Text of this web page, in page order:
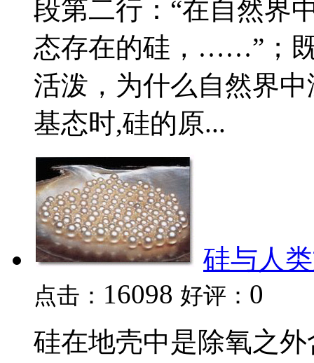
段第二行：“在自然界
态存在的硅，……”；
活泼，为什么自然界
基态时,硅的原...
硅与人
点击： 16098 好评： 0
硅在地壳中是除氧之